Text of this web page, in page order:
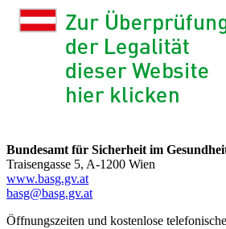
Bundesamt für Sicherheit im
Traisengasse 5, A-1200 Wien
www.basg.gv.at
basg@basg.gv.at
Öffnungszeiten und kostenlose